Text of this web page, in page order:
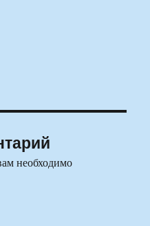
необходимо